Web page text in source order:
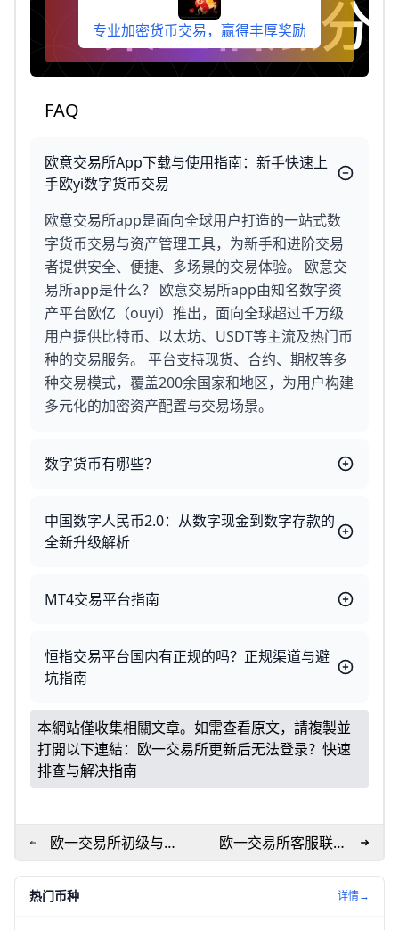
专业加密货币交易，赢得丰厚奖励
FAQ
欧意交易所App下载与使用指南：新手快速上
手欧yi数字货币交易
欧意交易所app是面向全球用户打造的一站式数
字货币交易与资产管理工具，为新手和进阶交易
者提供安全、便捷、多场景的交易体验。 欧意交
易所app是什么？ 欧意交易所app由知名数字资
产平台欧亿（ouyi）推出，面向全球超过千万级
用户提供比特币、以太坊、USDT等主流及热门币
种的交易服务。 平台支持现货、合约、期权等多
种交易模式，覆盖200余国家和地区，为用户构建
多元化的加密资产配置与交易场景。
数字货币有哪些？
中国数字人民币2.0：从数字现金到数字存款的
全新升级解析
MT4交易平台指南
恒指交易平台国内有正规的吗？正规渠道与避
坑指南
本網站僅收集相關文章。如需查看原文，請複製並
打開以下連結： 欧一交易所更新后无法登录？快速
排查与解决指南
欧一交易所初级与高
级认证指南 | 快速上
欧一交易所客服联系
方式深度解析
热门币种 详情→